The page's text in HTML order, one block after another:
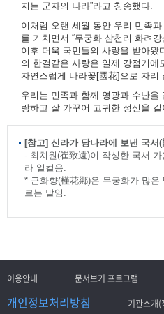
지는 군자의 나라”라고 칭송했다.
이처럼 오랜 세월 동안 우리 민족
를 거치면서 “무궁화 삼천리 화려
이후 더욱 국민들의 사랑을 받아
의 한결같은 사랑은 일제 강점기
자연스럽게 나라꽃[國花]으로 자리
우리는 민족과 함께 영광과 수난
랑하고 잘 가꾸어 고귀한 정신을
[참고] 신라가 당나라에 보낸 국서(
- 최치원(崔致遠)이 작성한 국서 가
라 일컬음.
* 근화향(槿花鄕)은 무궁화가 많
르는 말임.
이용안내 문서보기 프로그램
개인정보처리방침 기관소개(